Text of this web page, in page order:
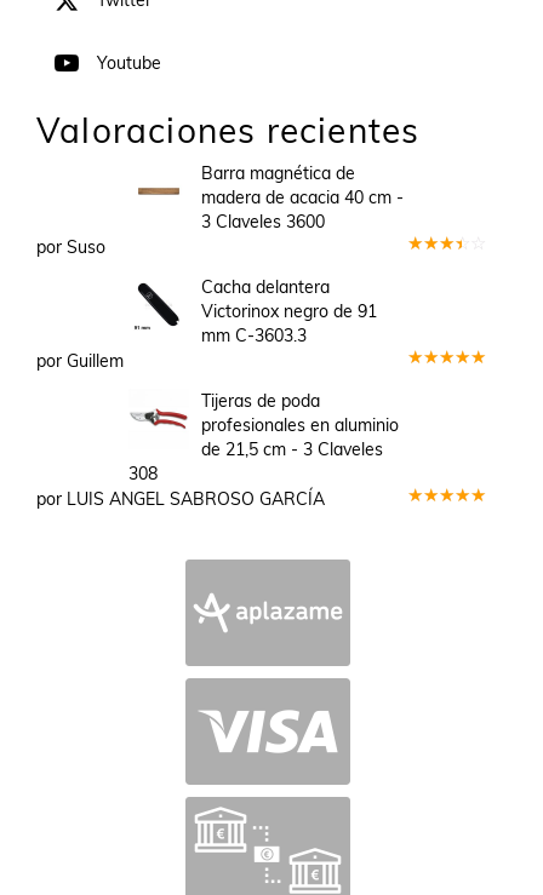
Youtube
Valoraciones recientes
Barra magnética de
madera de acacia 40 cm -
3 Claveles 3600
por Suso
Cacha delantera
Victorinox negro de 91
mm C-3603.3
por Guillem
Tijeras de poda
profesionales en aluminio
de 21,5 cm - 3 Claveles
308
por LUIS ANGEL SABROSO GARCÍA